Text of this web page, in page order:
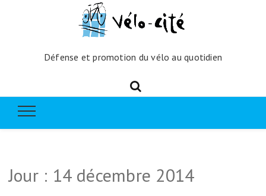
Défense et promotion du vélo au quotidien
Jour : 14 décembre 2014